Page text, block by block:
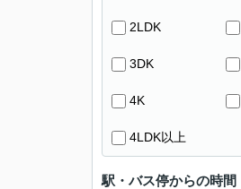
2LDK
3DK
4K
4LDK以上
駅・バス停からの時間